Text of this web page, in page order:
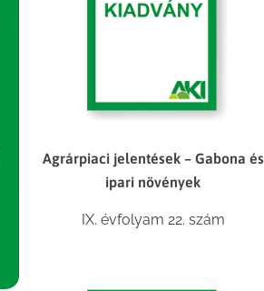
Agrárpiaci jelentések – Gabona és
ipari növények
IX. évfolyam 22. szám